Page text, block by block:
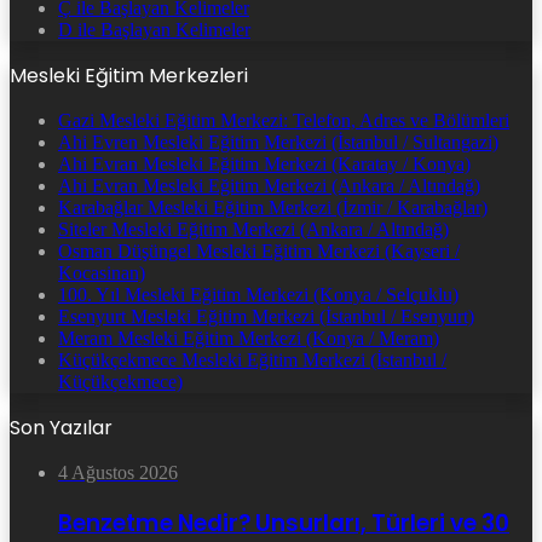
Ç ile Başlayan Kelimeler
D ile Başlayan Kelimeler
Mesleki Eğitim Merkezleri
Gazi Mesleki Eğitim Merkezi: Telefon, Adres ve Bölümleri
Ahi Evren Mesleki Eğitim Merkezi (İstanbul / Sultangazi)
Ahi Evran Mesleki Eğitim Merkezi (Karatay / Konya)
Ahi Evran Mesleki Eğitim Merkezi (Ankara / Altındağ)
Karabağlar Mesleki Eğitim Merkezi (İzmir / Karabağlar)
Siteler Mesleki Eğitim Merkezi (Ankara / Altındağ)
Osman Düşüngel Mesleki Eğitim Merkezi (Kayseri /
Kocasinan)
100. Yıl Mesleki Eğitim Merkezi (Konya / Selçuklu)
Esenyurt Mesleki Eğitim Merkezi (İstanbul / Esenyurt)
Meram Mesleki Eğitim Merkezi (Konya / Meram)
Küçükçekmece Mesleki Eğitim Merkezi (İstanbul /
Küçükçekmece)
Son Yazılar
4 Ağustos 2026
Benzetme Nedir? Unsurları, Türleri ve 30